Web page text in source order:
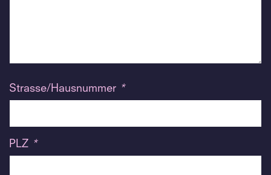
Strasse/Hausnummer *
PLZ *